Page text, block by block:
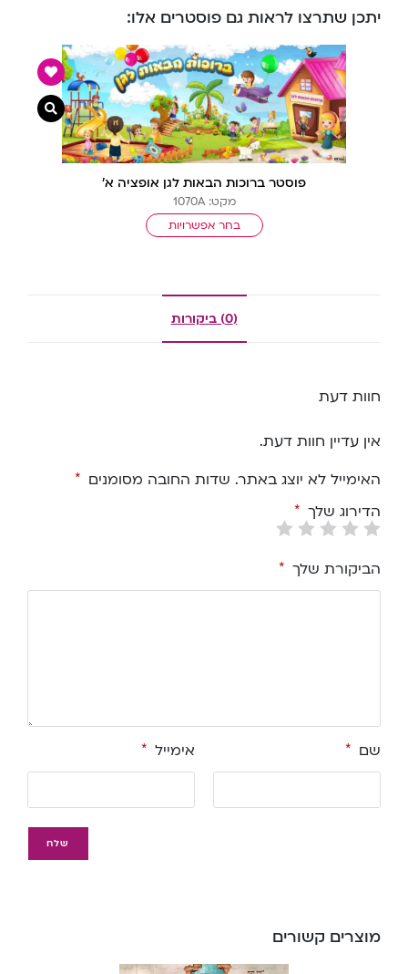
יתכן שתרצו לראות גם פוסטרים אלו:
פוסטר ברוכות הבאות לגן אופציה א’
מקט: 1070A
בחר אפשרויות
צפייה
(0) ביקורות
חוות דעת
אין עדיין חוות דעת.
האימייל לא יוצג באתר. שדות החובה מסומנים *
הדירוג שלך *
הביקורת שלך *
שם * אימייל *
מוצרים קשורים